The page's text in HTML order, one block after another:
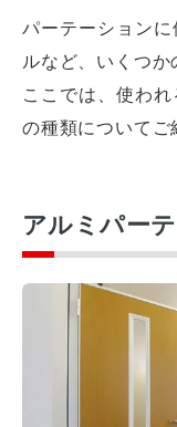
パーテーション
ルなど、いくつか
ここでは、使わ
の種類についてご
アルミパー